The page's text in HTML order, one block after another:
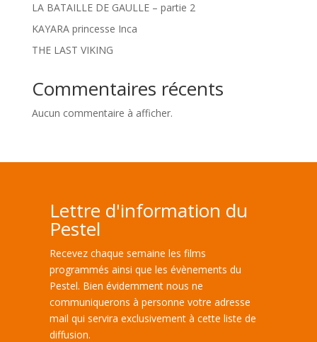
LA BATAILLE DE GAULLE – partie 2
KAYARA princesse Inca
THE LAST VIKING
Commentaires récents
Aucun commentaire à afficher.
Lettre d'information du
Pestel
Recevez chaque semaine les films
programmés ainsi que les évènements du
Pestel. Bien évidemment nous ne
communiquerons à personne votre adresse
mail qui servira exclusivement à cette liste de
diffusion.